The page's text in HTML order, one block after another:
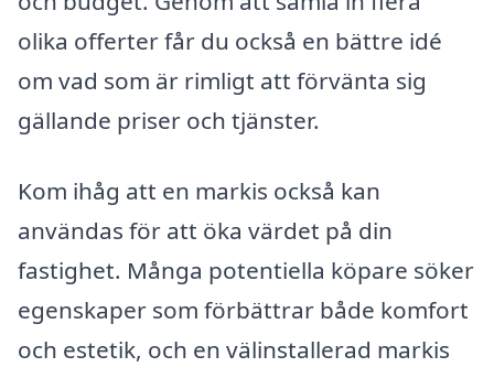
olika offerter får du också en bättre idé
om vad som är rimligt att förvänta sig
gällande priser och tjänster.
Kom ihåg att en markis också kan
användas för att öka värdet på din
fastighet. Många potentiella köpare söker
egenskaper som förbättrar både komfort
och estetik, och en välinstallerad markis